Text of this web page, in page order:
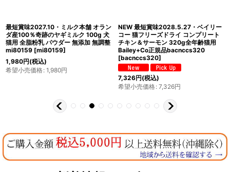
最短賞味2027.10・ミルク本舗 オラン
ダ産100％奇跡のヤギミルク 100g 犬
猫用 全脂粉乳 パウダー 無添加 無調整
mi80159 [mi80159]
1,980円(税込)
希望小売価格: 1,980円
NEW 最短賞味2028.5.27・ベイリー
コー 猫フリーズドライ コンプリート
チキン＆サーモン 320g全年齢猫用
Bailey+Co正規品bacnccs320
[bacnccs320]
7,326円(税込)
希望小売価格: 7,326円